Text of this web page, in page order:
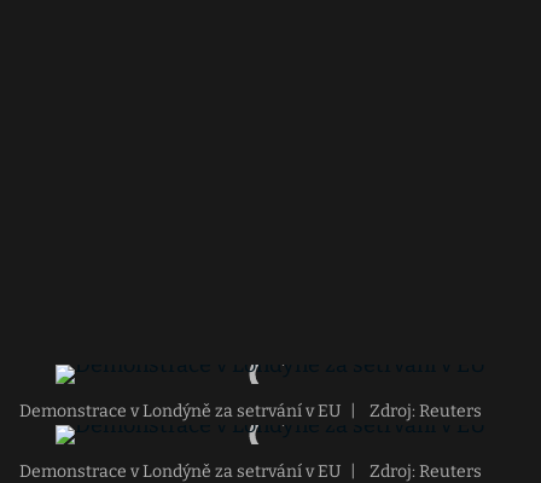
Demonstrace v Londýně za setrvání v EU Zdroj: Reuters
Demonstrace v Londýně za setrvání v EU Zdroj: Reuters